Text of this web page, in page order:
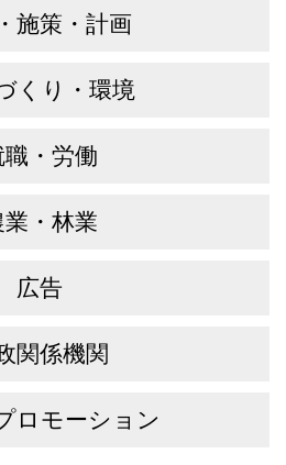
施策・計画
くり・環境
職・労働
業・林業
広告
関係機関
ロモーション